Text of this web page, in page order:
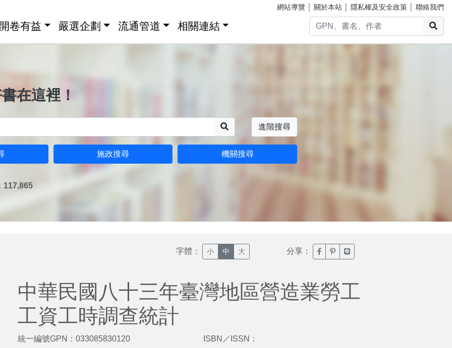
網站導覽 關於本站 隱私權及安全政策 聯絡我們
卷有益 嚴選企劃 流通管道 相關連結
在這裡！
進階搜尋
施政搜尋 機關搜尋
117,865
字體： 小 中 大 分享： 臉書分享(另開新視窗)
噗浪分享(另開新視窗)
Line分享(另開新視窗)
中華民國八十三年臺灣地區營造業勞工
工資工時調查統計
統一編號GPN：033085830120
ISBN／ISSN：